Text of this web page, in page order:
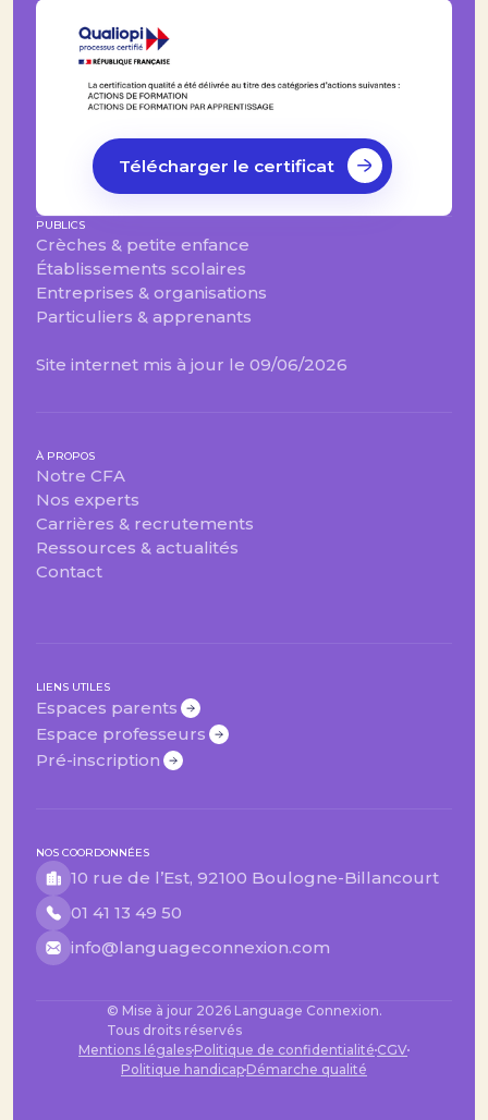
Télécharger le certificat
PUBLICS
Crèches & petite enfance
Établissements scolaires
Entreprises & organisations
Particuliers & apprenants
Site internet mis à jour le 09/06/2026
À PROPOS
Notre CFA
Nos experts
Carrières & recrutements
Ressources & actualités
Contact
LIENS UTILES
Espaces parents
Espace professeurs
Pré-inscription
NOS COORDONNÉES
10 rue de l’Est, 92100 Boulogne-Billancourt
01 41 13 49 50
info@languageconnexion.com
© Mise à jour 2026Language Connexion.
Tous droits réservés
Mentions légales Politique de confidentialité CGV
Politique handicap Démarche qualité